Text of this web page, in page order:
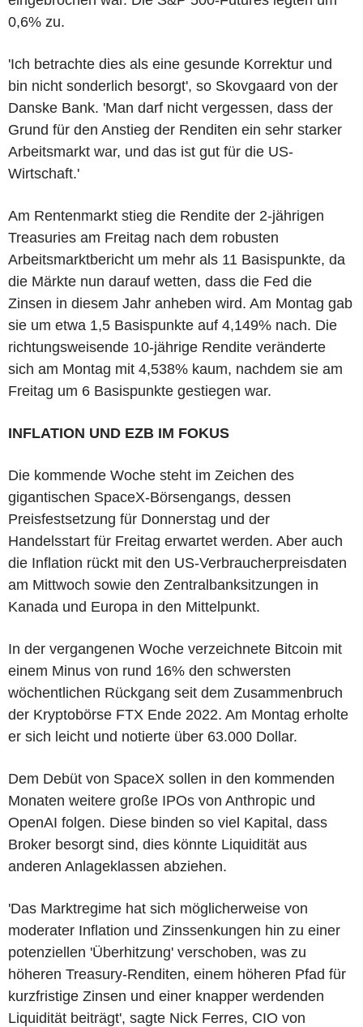
0,6% zu.
'Ich betrachte dies als eine gesunde Korrektur und
bin nicht sonderlich besorgt', so Skovgaard von der
Danske Bank. 'Man darf nicht vergessen, dass der
Grund für den Anstieg der Renditen ein sehr starker
Arbeitsmarkt war, und das ist gut für die US-
Wirtschaft.'
Am Rentenmarkt stieg die Rendite der 2-jährigen
Treasuries am Freitag nach dem robusten
Arbeitsmarktbericht um mehr als 11 Basispunkte, da
die Märkte nun darauf wetten, dass die Fed die
Zinsen in diesem Jahr anheben wird. Am Montag gab
sie um etwa 1,5 Basispunkte auf 4,149% nach. Die
richtungsweisende 10-jährige Rendite veränderte
sich am Montag mit 4,538% kaum, nachdem sie am
Freitag um 6 Basispunkte gestiegen war.
INFLATION UND EZB IM FOKUS
Die kommende Woche steht im Zeichen des
gigantischen SpaceX-Börsengangs, dessen
Preisfestsetzung für Donnerstag und der
Handelsstart für Freitag erwartet werden. Aber auch
die Inflation rückt mit den US-Verbraucherpreisdaten
am Mittwoch sowie den Zentralbanksitzungen in
Kanada und Europa in den Mittelpunkt.
In der vergangenen Woche verzeichnete Bitcoin mit
einem Minus von rund 16% den schwersten
wöchentlichen Rückgang seit dem Zusammenbruch
der Kryptobörse FTX Ende 2022. Am Montag erholte
er sich leicht und notierte über 63.000 Dollar.
Dem Debüt von SpaceX sollen in den kommenden
Monaten weitere große IPOs von Anthropic und
OpenAI folgen. Diese binden so viel Kapital, dass
Broker besorgt sind, dies könnte Liquidität aus
anderen Anlageklassen abziehen.
'Das Marktregime hat sich möglicherweise von
moderater Inflation und Zinssenkungen hin zu einer
potenziellen 'Überhitzung' verschoben, was zu
höheren Treasury-Renditen, einem höheren Pfad für
kurzfristige Zinsen und einer knapper werdenden
Liquidität beiträgt', sagte Nick Ferres, CIO von